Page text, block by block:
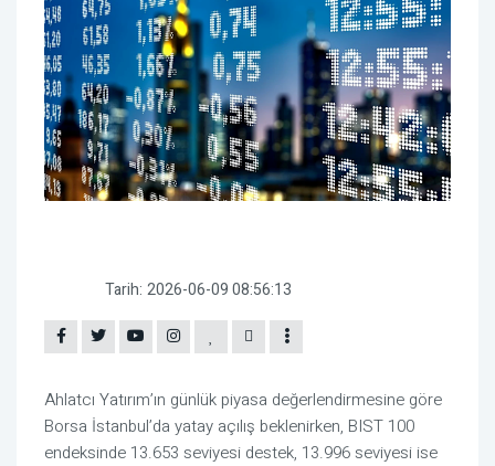
Tarih: 2026-06-09 08:56:13
Ahlatcı Yatırım’ın günlük piyasa değerlendirmesine göre
Borsa İstanbul’da yatay açılış beklenirken, BIST 100
endeksinde 13.653 seviyesi destek, 13.996 seviyesi ise